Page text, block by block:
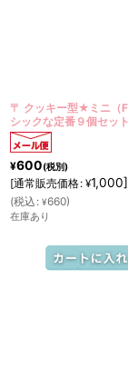
〒 クッキー型★ミニ（
シックな定番９個セッ
¥600(税別)
[通常販売価格: ¥1,000]
(税込 : ¥660)
在庫あり